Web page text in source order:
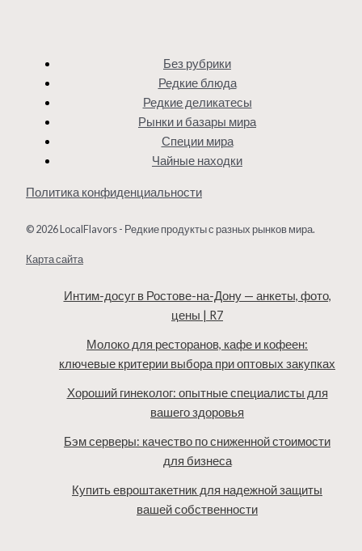
Без рубрики
Редкие блюда
Редкие деликатесы
Рынки и базары мира
Специи мира
Чайные находки
Политика конфиденциальности
© 2026 LocalFlavors - Редкие продукты с разных рынков мира.
Карта сайта
Интим-досуг в Ростове-на-Дону — анкеты, фото,
цены | R7
Молоко для ресторанов, кафе и кофеен:
ключевые критерии выбора при оптовых закупках
Хороший гинеколог: опытные специалисты для
вашего здоровья
Бэм серверы: качество по сниженной стоимости
для бизнеса
Купить евроштакетник для надежной защиты
вашей собственности